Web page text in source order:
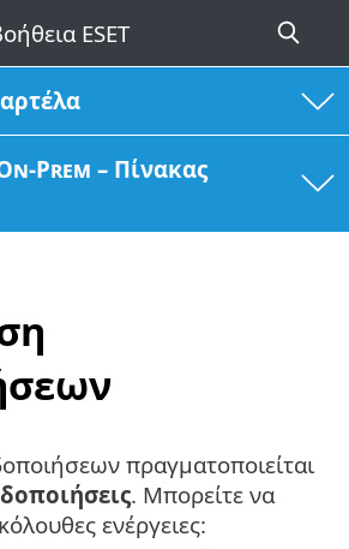
On-Prem – Πίνακας
πραγματοποιείται
. Μπορείτε να
ενέργειες: